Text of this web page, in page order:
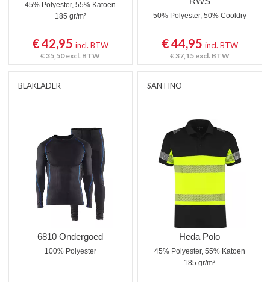
45% Polyester, 55% Katoen
185 gr/m²
€ 42,95incl. BTW
€ 35,50excl. BTW
50% Polyester, 50% Cooldry
€ 44,95 incl. BTW
€ 37,15 excl. BTW
BLAKLADER
6810 Ondergoed
100% Polyester
SANTINO
Heda Polo
45% Polyester, 55% Katoen
185 gr/m²